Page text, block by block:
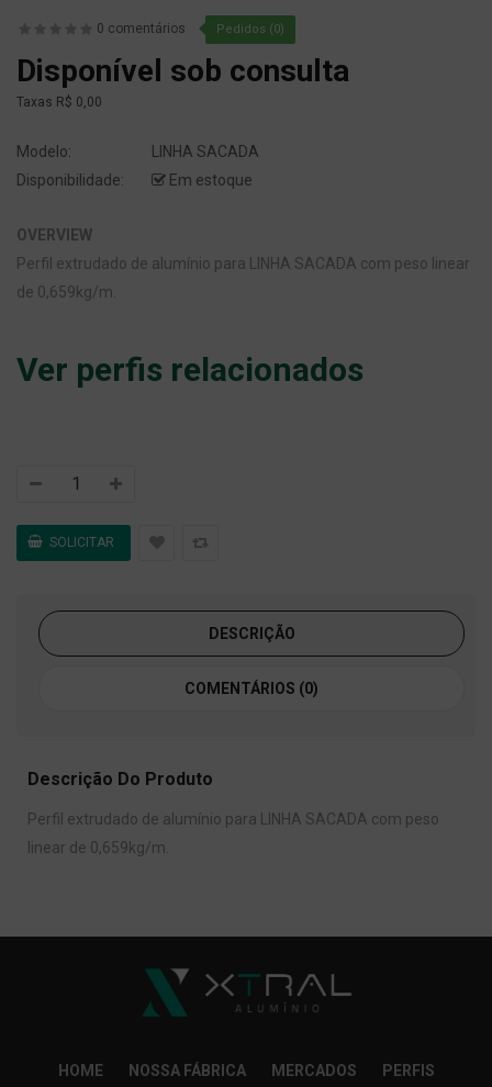
0 comentários Pedidos (0)
Disponível sob consulta
Taxas R$ 0,00
Modelo:
LINHA SACADA
Disponibilidade:
Em estoque
OVERVIEW
Perfil extrudado de alumínio para LINHA SACADA com peso linear
de 0,659kg/m.
Ver perfis relacionados
DESCRIÇÃO
COMENTÁRIOS (0)
Descrição Do Produto
Perfil extrudado de alumínio para LINHA SACADA com peso
linear de 0,659kg/m.
HOME NOSSA FÁBRICA MERCADOS PERFIS